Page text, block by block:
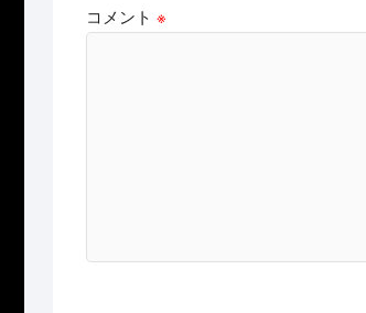
コメント ※